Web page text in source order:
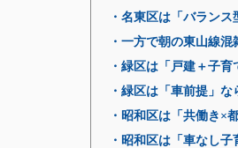
・名東区は「バランス
・一方で朝の東山線混
・緑区は「戸建＋子
・緑区は「車前提」
・昭和区は「共働き×
・昭和区は「車なし